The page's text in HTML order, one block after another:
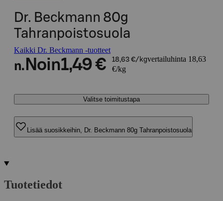
Dr. Beckmann 80g
Tahranpoistosuola
Kaikki Dr. Beckmann -tuotteet
n. Noin1,49 € 18,63 €/kgvertailuhinta 18,63
€/kg
Valitse toimitustapa
Lisää suosikkeihin, Dr. Beckmann 80g Tahranpoistosuola
Tuotetiedot